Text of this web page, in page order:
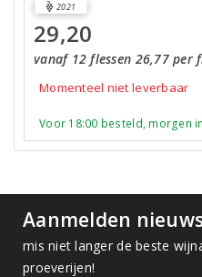
2021
29,20
vanaf 12 flessen 26,77 per
Momenteel niet leverbaar
Voor 18:00 besteld, morgen
Aanmelden
mis niet langer de beste
proeverijen!